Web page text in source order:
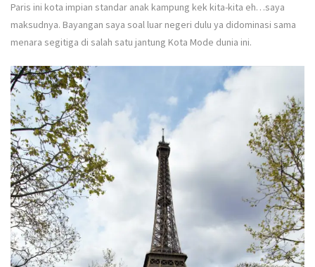
Paris ini kota impian standar anak kampung kek kita-kita eh…saya
maksudnya. Bayangan saya soal luar negeri dulu ya didominasi sama
menara segitiga di salah satu jantung Kota Mode dunia ini.